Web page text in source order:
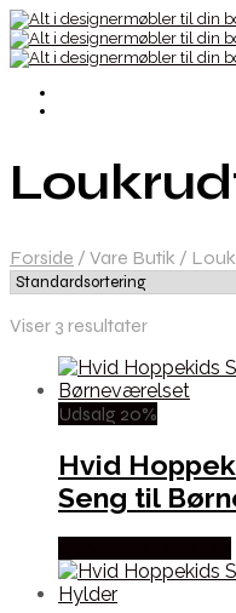
Forside / Vare Butik /
Viser 3 resultater
Udsalg 20%
Hvid
Seng til